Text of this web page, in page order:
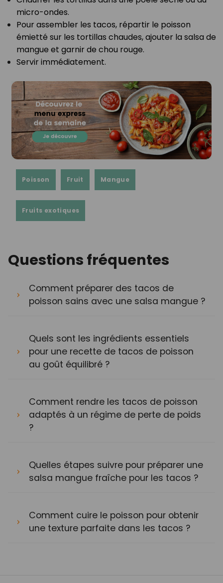
micro-ondes.⁣
Pour assembler les tacos, répartir le poisson
émietté sur les tortillas chaudes, ajouter la salsa de
mangue et garnir de chou rouge.⁣
Servir immédiatement.⁣
Poisson Fruit Mangue
Fruits exotiques
Questions fréquentes
Comment préparer des tacos de
poisson sains avec une salsa mangue ?
Quels sont les ingrédients essentiels
pour une recette de tacos de poisson
au goût équilibré ?
Comment rendre les tacos de poisson
adaptés à un régime de perte de poids
?
Quelles étapes suivre pour préparer une
salsa mangue fraîche pour les tacos ?
Comment cuire le poisson pour obtenir
une texture parfaite dans les tacos ?